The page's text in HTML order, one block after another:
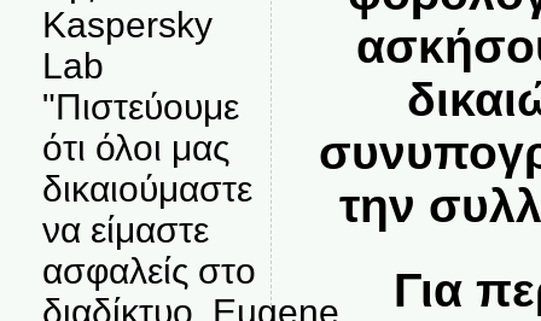
Kaspersky
Lab
"Πιστεύουμε
ότι όλοι μας
δικαιούμαστε
να είμαστε
ασφαλείς στο
διαδίκτυο. Eugene
την
Για